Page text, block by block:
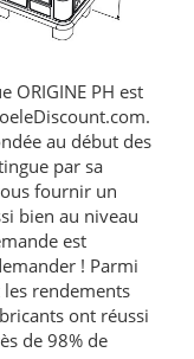
ORIGINE PH est
au début des
par sa
fournir un
bien au niveau
est
! Parmi
rendements
ont réussi
de 98% de